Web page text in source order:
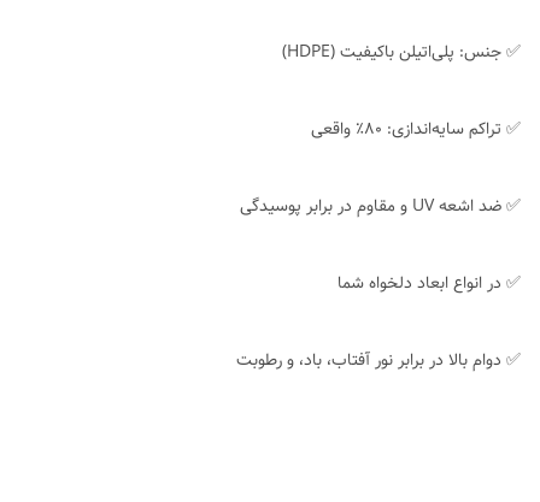
✅ جنس: پلی‌اتیلن باکیفیت (HDPE)
✅ تراکم سایه‌اندازی: ۸۰٪ واقعی
✅ ضد اشعه UV و مقاوم در برابر پوسیدگی
✅ در انواع ابعاد دلخواه شما
✅ دوام بالا در برابر نور آفتاب، باد، و رطوبت